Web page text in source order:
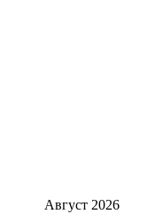
Август 2026